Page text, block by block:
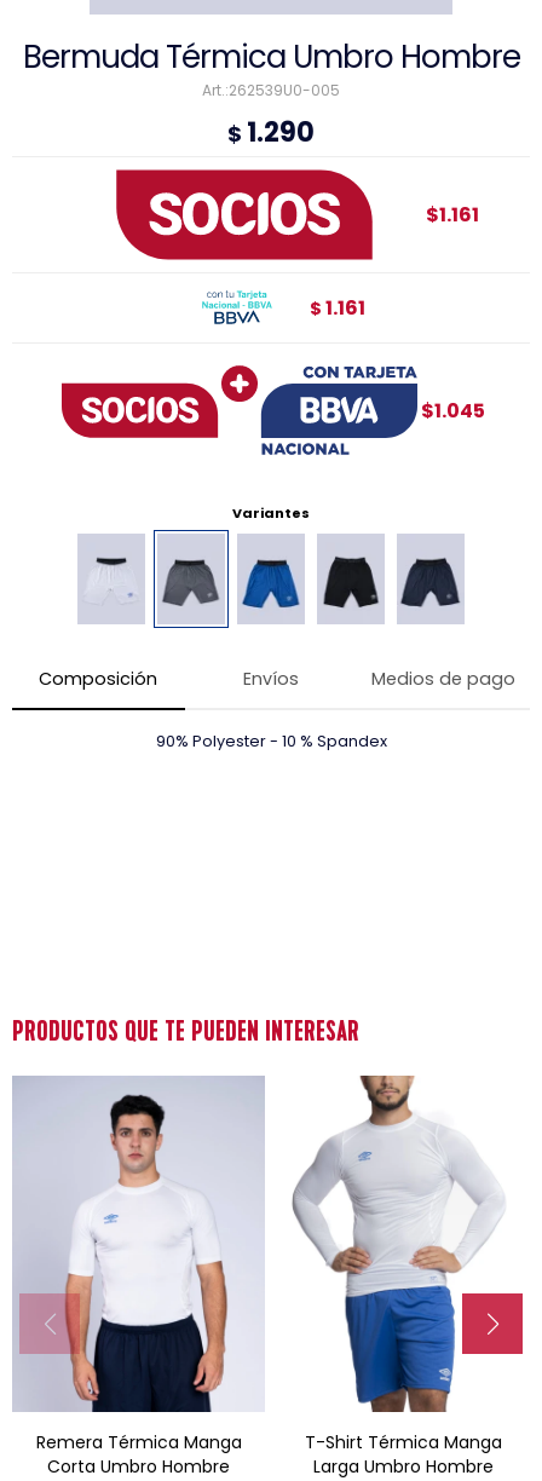
Bermuda Térmica Umbro Hombre
262539U0-005
$ 1.290
$1.045
$1.161
$ 1.161
Variantes
Composición Envíos Medios de pago
90% Polyester - 10 % Spandex
PRODUCTOS QUE TE PUEDEN INTERESAR
Remera Térmica Manga
Corta Umbro Hombre
T-Shirt Térmica Manga
Larga Umbro Hombre